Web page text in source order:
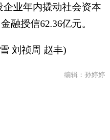
业年内撬动社会资本
融授信62.36亿元。
刘祯周 赵丰)
编辑：孙婷婷